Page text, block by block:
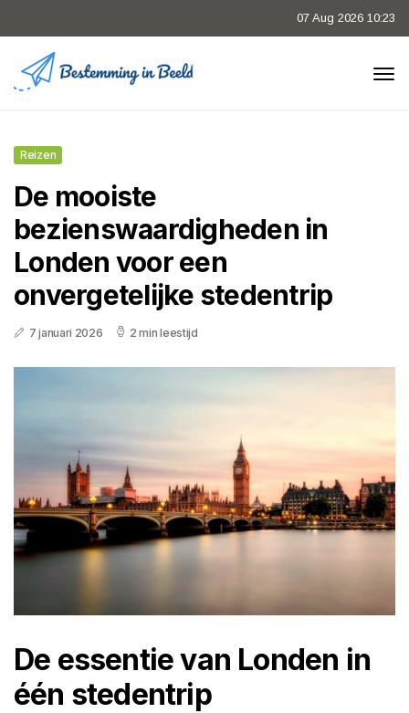
07 Aug 2026 10:23
Reizen
De mooiste
bezienswaardigheden in
Londen voor een
onvergetelijke stedentrip
7 januari 2026 2 min leestijd
De essentie van Londen in
één stedentrip